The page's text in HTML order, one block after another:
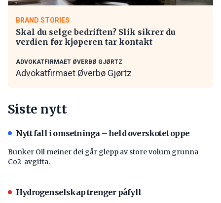
BRAND STORIES
Skal du selge bedriften? Slik sikrer du
verdien før kjøperen tar kontakt
ADVOKATFIRMAET ØVERBØ GJØRTZ
Advokatfirmaet Øverbø Gjørtz
Siste nytt
Nytt fall i omsetninga – held overskotet oppe
Bunker Oil meiner dei går glepp av store volum grunna
Co2-avgifta.
Hydrogenselskap trenger påfyll